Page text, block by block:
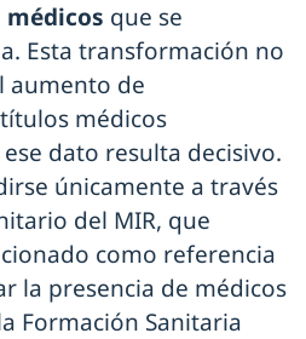
médicos que se
Esta transformación no
aumento de
médicos
dato resulta decisivo.
únicamente a través
del MIR, que
como referencia
la presencia de médicos
Formación Sanitaria